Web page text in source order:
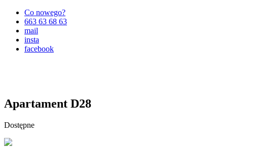
Co nowego?
663 63 68 63
mail
insta
facebook
Apartament D28
Dostępne